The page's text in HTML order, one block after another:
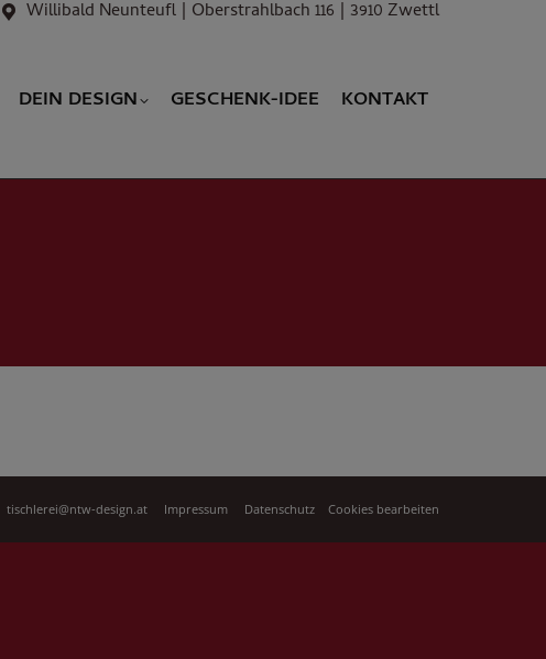
Willibald Neunteufl | Oberstrahlbach 116 | 3910 Zwettl
DEIN DESIGN GESCHENK-IDEE KONTAKT
tischlerei@ntw-design.at Impressum Datenschutz Cookies bearbeiten